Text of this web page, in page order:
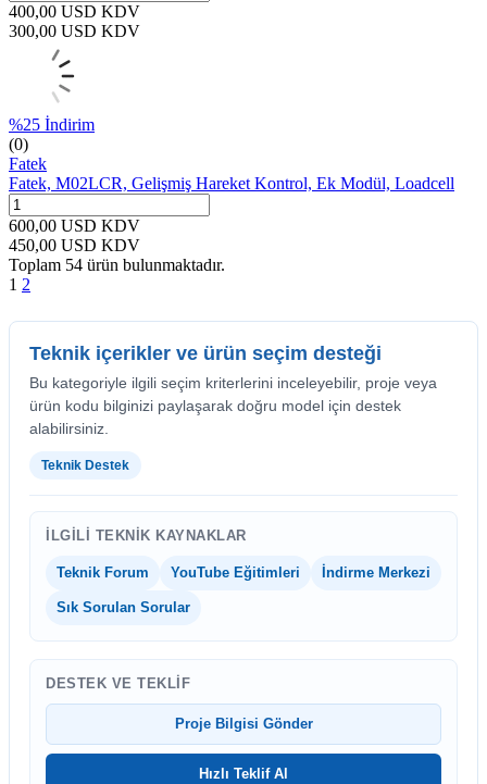
400,00 USD KDV
300,00 USD KDV
%25 İndirim
(0)
Fatek
Fatek, M02LCR, Gelişmiş Hareket Kontrol, Ek Modül, Loadcell
600,00 USD KDV
450,00 USD KDV
Toplam 54 ürün bulunmaktadır.
1 2
Teknik içerikler ve ürün seçim desteği
Bu kategoriyle ilgili seçim kriterlerini inceleyebilir, proje veya
ürün kodu bilginizi paylaşarak doğru model için destek
alabilirsiniz.
Teknik Destek
İLGILI TEKNIK KAYNAKLAR
Teknik Forum YouTube Eğitimleri İndirme Merkezi
Sık Sorulan Sorular
DESTEK VE TEKLIF
Proje Bilgisi Gönder
Hızlı Teklif Al